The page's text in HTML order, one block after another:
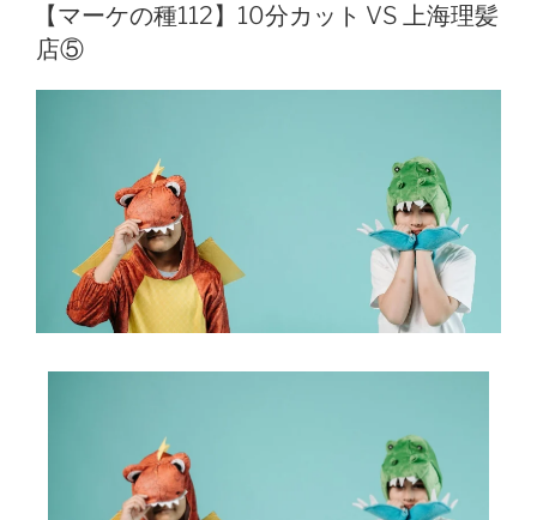
【マーケの種112】10分カット VS 上海理髪
店⑤